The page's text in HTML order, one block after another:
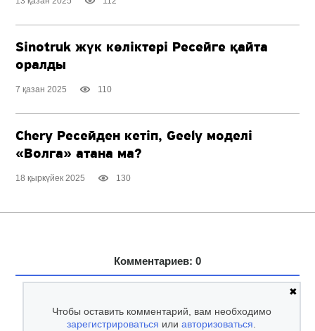
Sinotruk жүк көліктері Ресейге қайта
оралды
7 қазан 2025 110
Chery Ресейден кетіп, Geely моделі
«Волга» атана ма?
18 қыркүйек 2025 130
Комментариев: 0
✖
Чтобы оставить комментарий, вам необходимо
зарегистрироваться илиавторизоваться.